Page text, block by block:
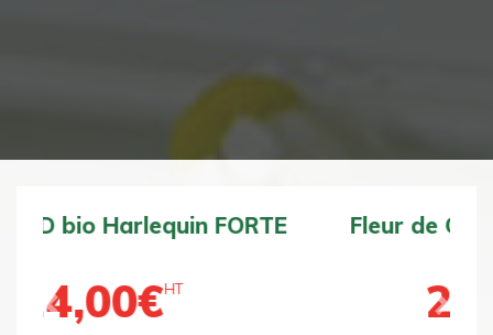
Fleur de CBD bio BZ1 DOUCE
24,00
Previous Next